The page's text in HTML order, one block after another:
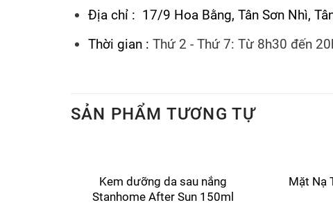
Địa chỉ : 17/9 Hoa Bằng, Tân Sơn Nhì,
Thời gian : Thứ 2 - Thứ 7: Từ 8h30 đến
SẢN PHẨM TƯƠNG TỰ
Kem dưỡng da sau nắng
Stanhome After Sun 150ml
Mặt Nạ